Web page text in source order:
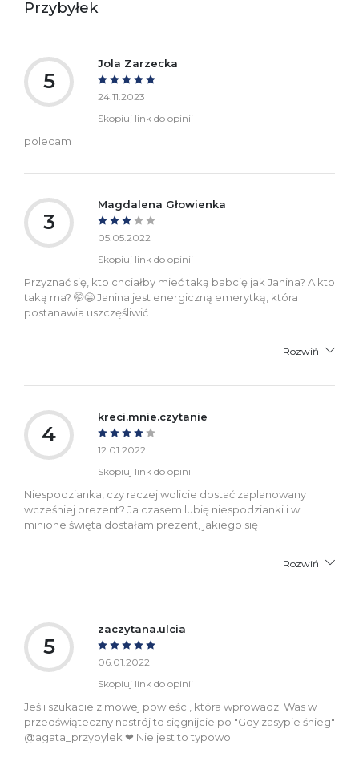
Przybyłek
5
Jola Zarzecka
24.11.2023
Skopiuj link do opinii
polecam
3
Magdalena Głowienka
05.05.2022
Skopiuj link do opinii
Przyznać się, kto chciałby mieć taką babcię jak Janina? A kto
taką ma? 🤭😁 Janina jest energiczną emerytką, która
postanawia uszczęśliwić
Rozwiń
4
kreci.mnie.czytanie
12.01.2022
Skopiuj link do opinii
Niespodzianka, czy raczej wolicie dostać zaplanowany
wcześniej prezent? Ja czasem lubię niespodzianki i w
minione święta dostałam prezent, jakiego się
Rozwiń
5
zaczytana.ulcia
06.01.2022
Skopiuj link do opinii
Jeśli szukacie zimowej powieści, która wprowadzi Was w
przedświąteczny nastrój to sięgnijcie po "Gdy zasypie śnieg"
@agata_przybylek ❤ Nie jest to typowo